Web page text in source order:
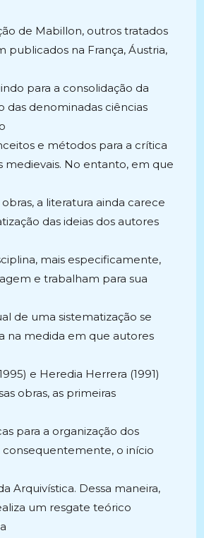
de Mabillon, outros tratados
publicados na França, Áustria,
para a consolidação da
das denominadas ciências
e métodos para a crítica
medievais. No entanto, em que
a literatura ainda carece
das ideias dos autores
mais especificamente,
e trabalham para sua
de uma sistematização se
na medida em que autores
e Heredia Herrera (1991)
obras, as primeiras
para a organização dos
consequentemente, o início
Arquivística. Dessa maneira,
um resgate teórico